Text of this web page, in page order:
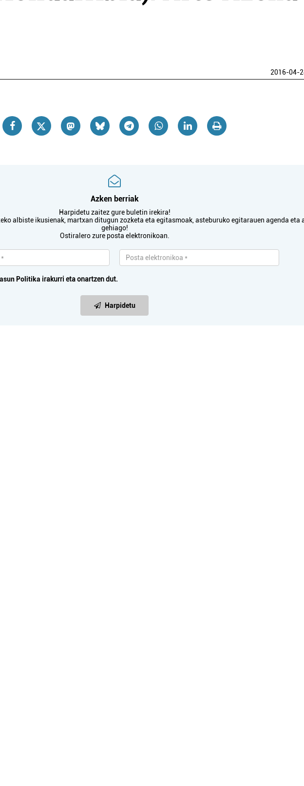
2016-04-
Azken berriak
Harpidetu zaitez gure buletin irekira!
albiste ikusienak, martxan ditugun zozketa eta egitasmoak, asteburuko egitarauen agenda eta
gehiago!
Ostiralero zure posta elektronikoan.
Politika irakurri eta onartzen dut.
Harpidetu